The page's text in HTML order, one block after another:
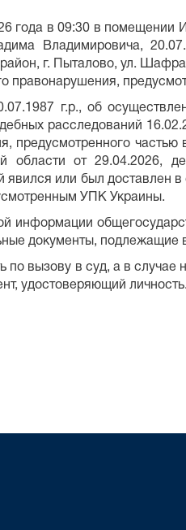
года в 09:30 в помещении
Владимировича,
г. Пыталово, ул.
г.р., об
расследований
частью
области от
или был доставлен
УПК Украины.
информации
документы, подлежащие
вызову в суд, а в
удостоверяющий личность.